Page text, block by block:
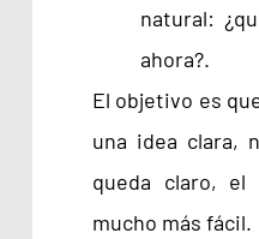
natural:
ahora?.
El objetivo es
una idea clara,
queda claro,
mucho más fácil.